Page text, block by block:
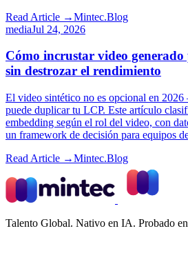
Read Article →Mintec.Blog
mediaJul 24, 2026
Cómo incrustar video
sin destrozar el rendimiento
El video sintético no es opcional en
puede duplicar tu LCP. Este artículo
embedding según el rol del video, con
un framework de decisión para equipos
Read Article →Mintec.Blog
Talento Global. Nativo en IA. Probado